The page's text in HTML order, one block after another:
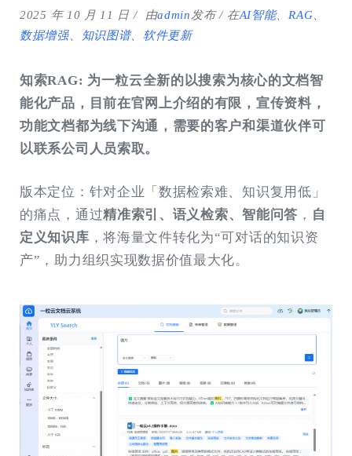
2025 年 10 月 11 日 由admin发布 在AI智能、 RAG
数据增强、 知识图谱、软件更新
知索RAG: 为一粒云全新的以搜索为核心的文档智
能化产品，目前在官网上介绍的有限，宣传资料，
功能文档都为线下沟通，需要的客户和渠道伙伴可
以联系公司人员索取。
版本定位：针对企业「数据检索难、知识复用低」
的痛点，通过精准索引、语义检索、智能问答 ， 自
定义知识库 ，将海量文件转化为“可对话的知识资
产”，助力组织实现数据价值最大化。